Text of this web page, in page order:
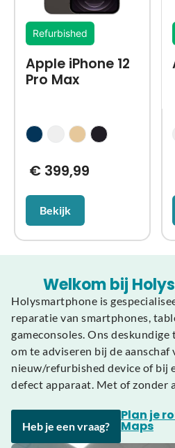
Refurbished
Apple iPhone 12
Pro Max
€399,99
Bekijk
Welkom bij
Holysmartphone is
reparatie van smartphones,
gameconsoles. Ons
om te adviseren bij de aanschaf
nieuw/refurbished device of bij
defect apparaat. Met of zonder
Heb je een vraag?
Plan je
Maps